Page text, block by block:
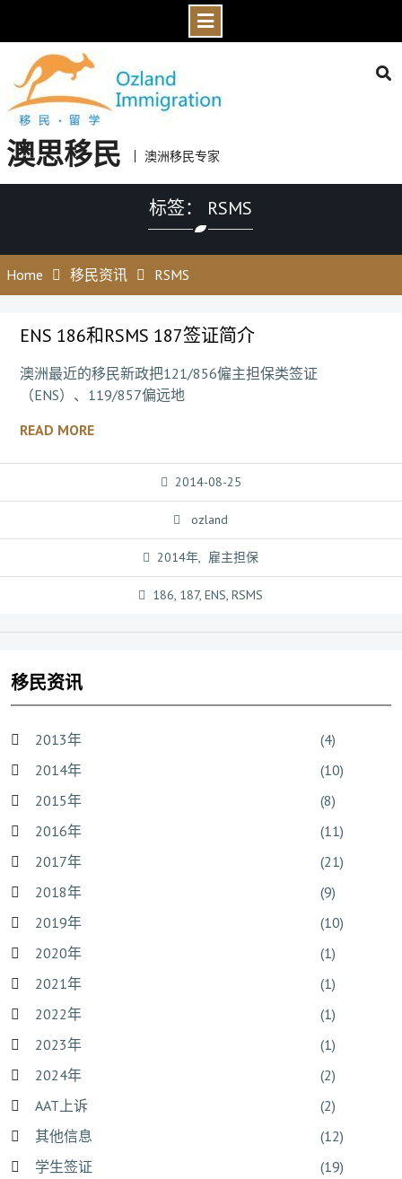
content
澳思移民 澳洲移民专家
标签： RSMS
Home 移民资讯 RSMS
ENS 186和RSMS 187签证简介
澳洲最近的移民新政把121/856僱主担保类签证
（ENS）、119/857偏远地
READ MORE
2014-08-25
ozland
2014年, 雇主担保
186, 187,ENS,RSMS
移民资讯
2013年
(4)
2014年
(10)
2015年
(8)
2016年
(11)
2017年
(21)
2018年
(9)
2019年
(10)
2020年
(1)
2021年
(1)
2022年
(1)
2023年
(1)
2024年
(2)
AAT上诉
(2)
其他信息
(12)
学生签证
(19)